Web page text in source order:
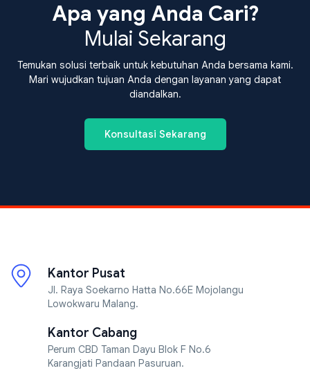
Apa yang Anda Cari?
Mulai Sekarang
Temukan solusi terbaik untuk kebutuhan Anda bersama kami.
Mari wujudkan tujuan Anda dengan layanan yang dapat
diandalkan.
Konsultasi Sekarang
Kantor Pusat
Jl. Raya Soekarno Hatta No.66E Mojolangu
Lowokwaru Malang.
Kantor Cabang
Perum CBD Taman Dayu Blok F No.6
Karangjati Pandaan Pasuruan.